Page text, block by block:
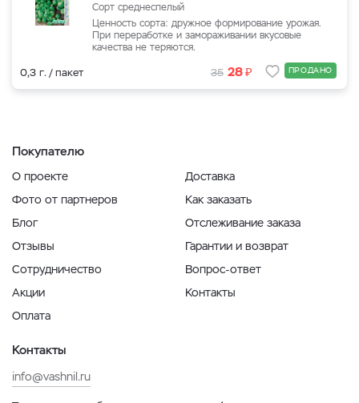
Сорт среднеспелый
Ценность сорта: дружное формирование урожая.
При переработке и замораживании вкусовые
качества не теряются.
0,3 г. / пакет 35 28₽ ПРОДАНО
Покупателю
О проекте
Фото от партнеров
Блог
Отзывы
Сотрудничество
Акции
Оплата
Доставка
Как заказать
Отслеживание заказа
Гарантии и возврат
Вопрос-ответ
Контакты
Контакты
info@vashnil.ru